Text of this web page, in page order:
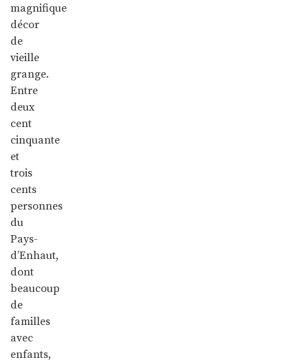
magnifique
décor
de
vieille
grange.
Entre
deux
cent
cinquante
et
trois
cents
personnes
du
Pays-
d’Enhaut,
dont
beaucoup
de
familles
avec
enfants,